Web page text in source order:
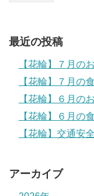
最近の投稿
【花輪】７月の
【花輪】７月の
【花輪】６月の
【花輪】６月の
【花輪】交通安
アーカイブ